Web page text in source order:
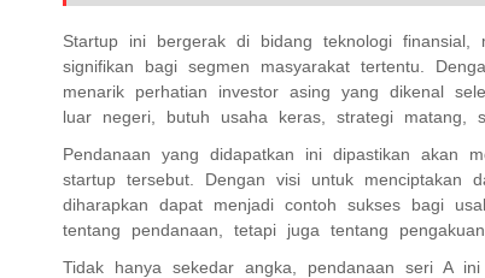
Startup ini bergerak di bidang teknologi finansial,
signifikan bagi segmen masyarakat tertentu.
menarik perhatian investor asing yang dikenal
luar negeri, butuh usaha keras, strategi matang,
Pendanaan yang didapatkan ini dipastikan akan
startup tersebut. Dengan visi untuk menciptakan
diharapkan dapat menjadi contoh sukses bagi
tentang pendanaan, tetapi juga tentang
Tidak hanya sekedar angka, pendanaan seri A